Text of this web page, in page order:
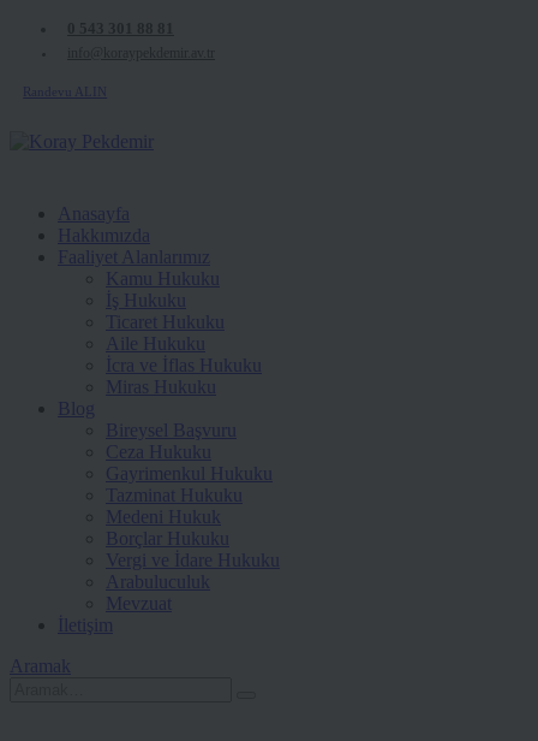
Randevu ALIN
Anasayfa
Hakkımızda
Faaliyet Alanlarımız
Kamu Hukuku
İş Hukuku
Ticaret Hukuku
Aile Hukuku
İcra ve İflas Hukuku
Miras Hukuku
Blog
Bireysel Başvuru
Ceza Hukuku
Gayrimenkul Hukuku
Tazminat Hukuku
Medeni Hukuk
Borçlar Hukuku
Vergi ve İdare Hukuku
Arabuluculuk
Mevzuat
İletişim
Aramak